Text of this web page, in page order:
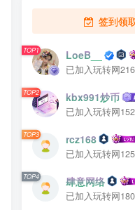
签到领
TOP1 LoeB__
已加入玩转网
TOP2 kbx991炒币
已加入玩转网
TOP3 rcz168
已加入玩转网
TOP4 肆意网络
已加入玩转网